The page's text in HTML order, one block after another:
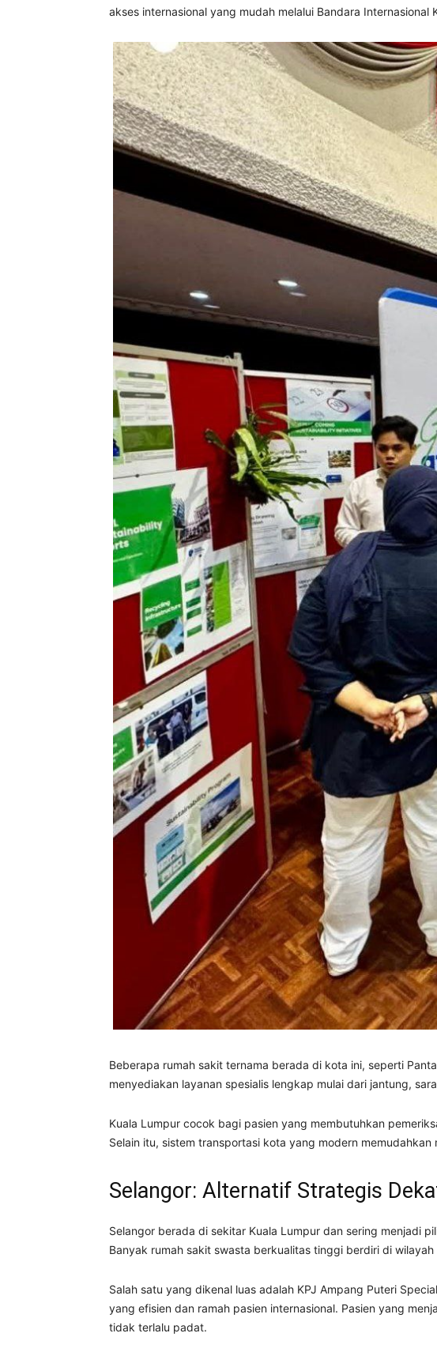
akses internasional yang mudah melalui Bandara Internasional
Beberapa rumah sakit ternama berada di kota ini, seperti
menyediakan layanan spesialis lengkap mulai dari jantung,
Kuala Lumpur cocok bagi pasien yang membutuhkan
Selain itu, sistem transportasi kota yang modern
Selangor: Alternatif Strategis
Selangor berada di sekitar Kuala Lumpur dan sering menjadi
Banyak rumah sakit swasta berkualitas tinggi berdiri di wilayah
Salah satu yang dikenal luas adalah KPJ Ampang Puteri
yang efisien dan ramah pasien internasional. Pasien yang
tidak terlalu padat.